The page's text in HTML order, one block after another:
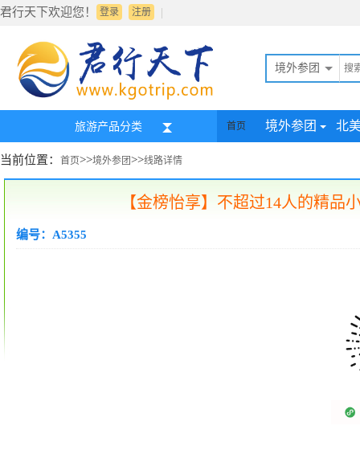
君行天下欢迎您！ 登录 |
注册
境外参团
旅游产品分类 首页 境外参团 北
当前位置： 首页>>境外参团>>线路详情
【金榜怡享】不超过14人的精品
编号：A5355